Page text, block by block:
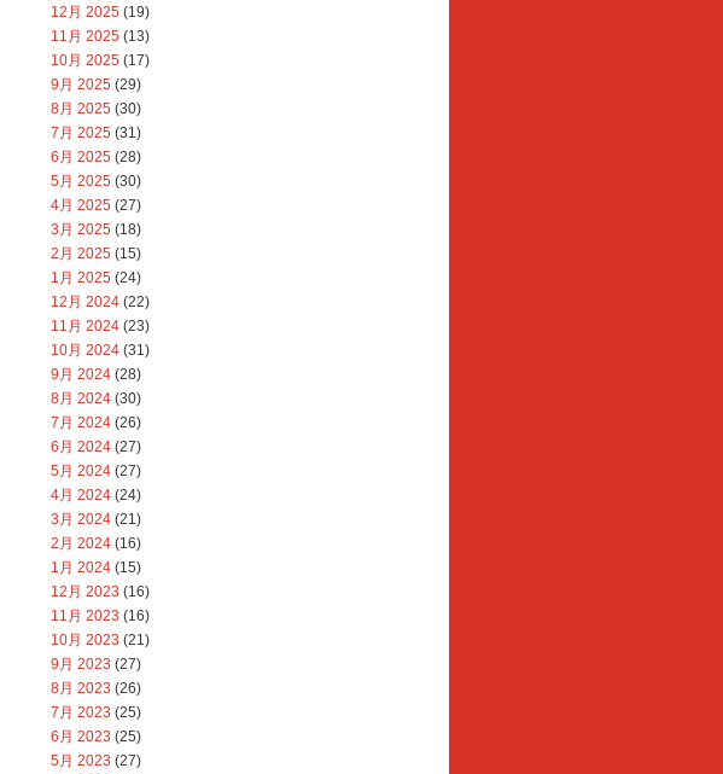
12月 2025 (19)
11月 2025 (13)
10月 2025 (17)
9月 2025 (29)
8月 2025 (30)
7月 2025 (31)
6月 2025 (28)
5月 2025 (30)
4月 2025 (27)
3月 2025 (18)
2月 2025 (15)
1月 2025 (24)
12月 2024 (22)
11月 2024 (23)
10月 2024 (31)
9月 2024 (28)
8月 2024 (30)
7月 2024 (26)
6月 2024 (27)
5月 2024 (27)
4月 2024 (24)
3月 2024 (21)
2月 2024 (16)
1月 2024 (15)
12月 2023 (16)
11月 2023 (16)
10月 2023 (21)
9月 2023 (27)
8月 2023 (26)
7月 2023 (25)
6月 2023 (25)
5月 2023 (27)